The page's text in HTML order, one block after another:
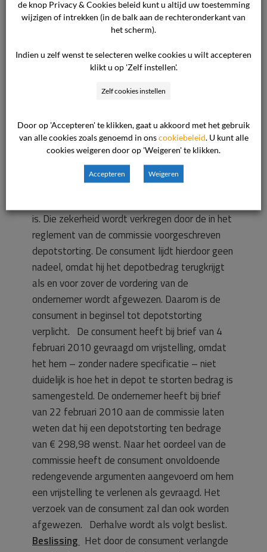
mee dat de commissie bevoegd is geheel of
gedeeltelijke vrijstelling van deze verplichting te
consument bezwaar gemaakt tegen de
verlangde depotstorting, zodat de commissie
zich genoodzaakt ziet dienaangaande een
geschillenregeling is dat de ondernemer moet
gedogen dat een geschil door de commissie
wordt behandeld, als de consument dat wenst.
Hiertegenover staat dat de ondernemer
verzekerd moet zijn van de betaling van
is. Die zekerheid wordt verkregen door de in het
reglement van de commissie voorgeschreven
depotstorting. De consument lijdt hierdoor geen
nadeel, omdat hij het depotbedrag terugkrijgt
als en voor zover de vordering van de
ondernemer wordt afgewezen. Daarom is de
consument in beginsel tot depotstorting
verplicht. De consument heeft bij brief van 4
februari 2010 gevraagd om vrijstelling, omdat
het hem – zonder nadere specificatie – niet
duidelijk is hoe het in depot te storten bedrag is
samengesteld. De ondernemer heeft bij brief
van 22 februari 2010 aan de commissie laten
weten dat hij een depotstorting ten bedrage
van € 298,98 wenst. Naar het oordeel van de
commissie heeft de consument onvoldoende
redengevende argumenten aangevoerd om hem
een vrijstelling te verlenen als gevraagd. Het
verzoek van de consument zal dan ook worden
afgewezen. Derhalve wordt als volgt beslist.
Beslissing Het door de consument verlangde
de knop Privacy & Cookies beleid kunt u altijd uw toestemming
wijzigen of intrekken (in de balk aan de rechteronderkant van
het scherm).
Indien u zelf wenst te selecteren welke cookies u wilt accepteren
klikt u op 'Zelf instellen'.
Zelf cookies instellen
Door op 'Accepteren' te klikken, gaat u akkoord met het gebruik
van alle cookies zoals genoemd in onscookiebeleid. U kunt alle
cookies weigeren door op 'Weigeren' te klikken.
Accepteren Weigeren